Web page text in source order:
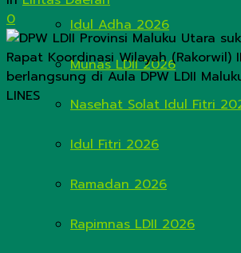
Idul Adha 2026
Munas LDII 2026
Nasehat Solat Idul Fitri
Idul Fitri 2026
Ramadan 2026
Rapimnas LDII 2026
0